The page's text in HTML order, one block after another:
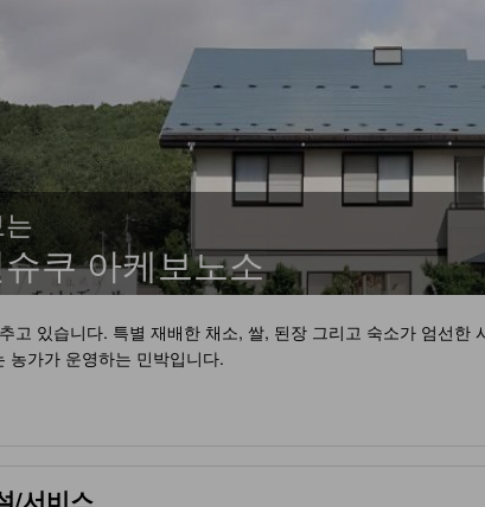
쿠 아케보노소
고 있습니다. 특별 재배한 채소, 쌀, 된장 그리고 숙소가 엄선
농가가 운영하는 민박입니다.
/서비스